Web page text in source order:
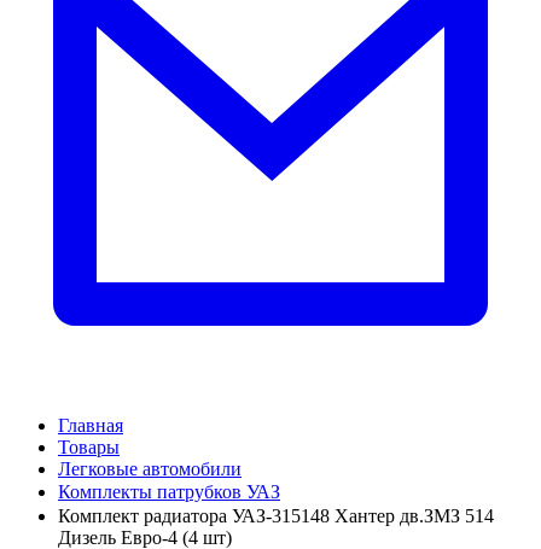
Главная
Товары
Легковые автомобили
Комплекты патрубков УАЗ
Комплект радиатора УАЗ-315148 Хантер дв.ЗМЗ 514
Дизель Евро-4 (4 шт)